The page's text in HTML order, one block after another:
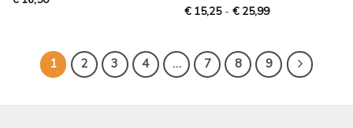
Gewaardeerd
€ 15,25 - € 25,99Prijsklasse:
€
25,99
1 2 3 4 … 7 8 9